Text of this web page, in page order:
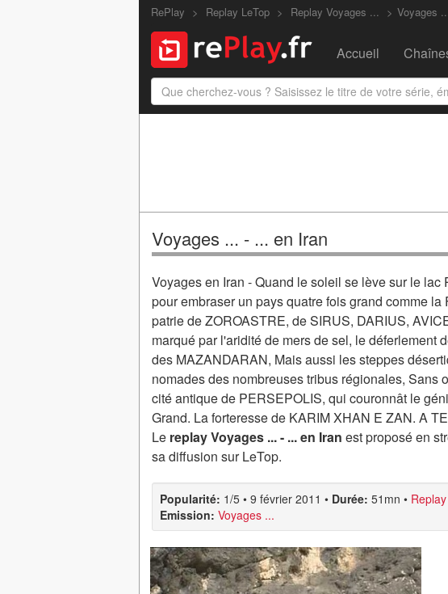
RePlay Replay LeTop Replay Voyages ... Voyages
Accueil
Voyages ... - ... en Iran
Voyages en Iran - Quand le soleil se lève sur le
pour embraser un pays quatre fois grand comme
patrie de ZOROASTRE, de SIRUS, DARIUS,
marqué par l'aridité de mers de sel, le déferlement
des MAZANDARAN, Mais aussi les steppes
nomades des nombreuses tribus régionales,
cité antique de PERSEPOLIS, qui couronnât le
Grand. La forteresse de KARIM XHAN E ZAN. A
Le replay Voyages ... - ... en Iran est proposé en
sa diffusion sur LeTop.
Popularité: 1/5 • 9 février 2011 • Durée: 51mn •
Emission: Voyages ...